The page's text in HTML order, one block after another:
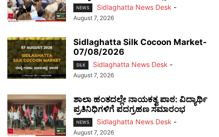
NEWS Sidlaghatta News Desk -
August 7, 2026
Sidlaghatta Silk Cocoon Market-
07/08/2026
SILK Sidlaghatta News Desk -
August 7, 2026
ಶಾಲಾ ಹಂತದಲ್ಲೇ ನಾಯಕತ್ವ ಪಾಠ: ವಿದ್ಯಾರ್ಥಿ
ಪ್ರತಿನಿಧಿಗಳಿಗೆ ಪದಗ್ರಹಣ ಸಮಾರಂಭ
NEWS Sidlaghatta News Desk -
August 7, 2026